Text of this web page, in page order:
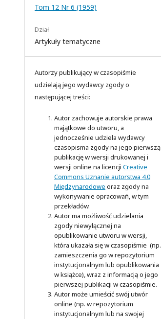
Tom 12 Nr 6 (1959)
Dział
Artykuły tematyczne
Autorzy publikujący w czasopiśmie
udzielają jego wydawcy zgody o
następującej treści:
Autor zachowuje autorskie prawa
majątkowe do utworu, a
jednocześnie udziela wydawcy
czasopisma zgody na jego pierwszą
publikację w wersji drukowanej i
wersji online na licencji Creative
Commons Uznanie autorstwa 4.0
Międzynarodowe oraz zgody na
wykonywanie opracowań, w tym
przekładów.
Autor ma możliwość udzielania
zgody niewyłącznej na
opublikowanie utworu w wersji,
która ukazała się w czasopiśmie (np.
zamieszczenia go w repozytorium
instytucjonalnym lub opublikowania
w książce), wraz z informacją o jego
pierwszej publikacji w czasopiśmie.
Autor może umieścić swój utwór
online (np. w repozytorium
instytucjonalnym lub na swojej